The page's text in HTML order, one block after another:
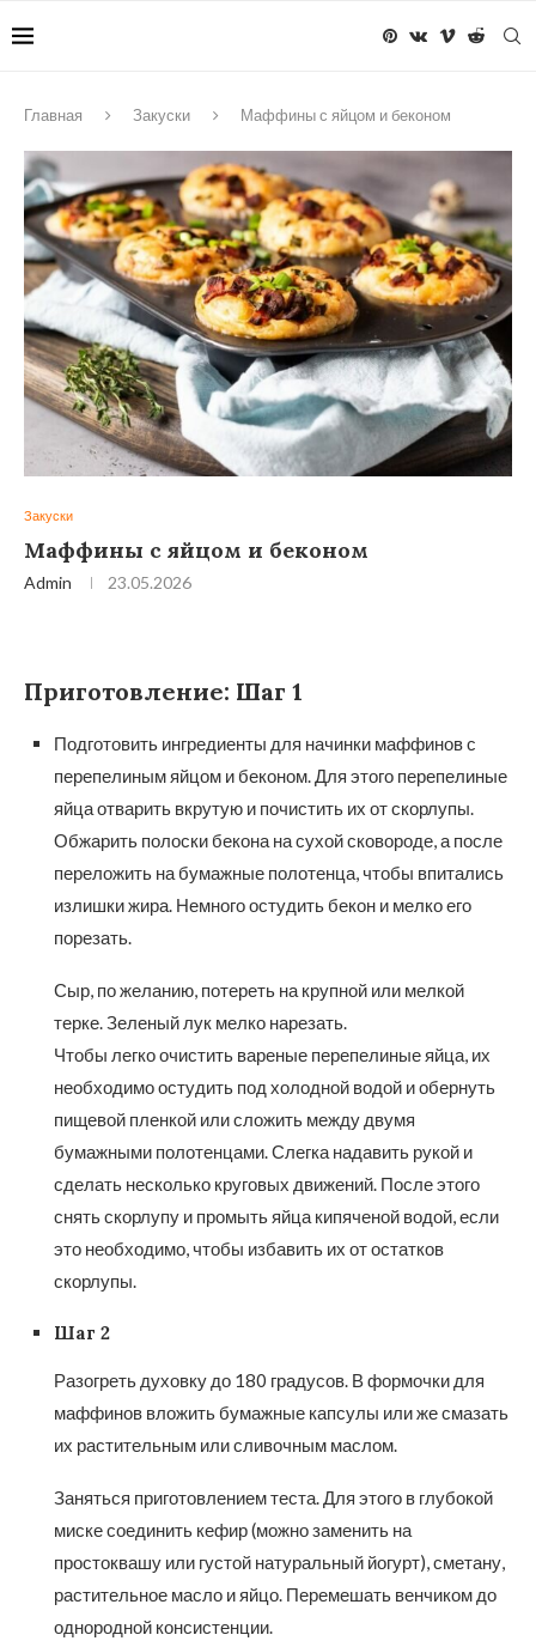
Главная Закуски Маффины с яйцом и беконом
Закуски
Маффины с яйцом и беконом
Admin 23.05.2026
Приготовление: Шаг 1
Подготовить ингредиенты для начинки маффинов с
перепелиным яйцом и беконом. Для этого перепелиные
яйца отварить вкрутую и почистить их от скорлупы.
Обжарить полоски бекона на сухой сковороде, а после
переложить на бумажные полотенца, чтобы впитались
излишки жира. Немного остудить бекон и мелко его
порезать.
Сыр, по желанию, потереть на крупной или мелкой
терке. Зеленый лук мелко нарезать.
Чтобы легко очистить вареные перепелиные яйца, их
необходимо остудить под холодной водой и обернуть
пищевой пленкой или сложить между двумя
бумажными полотенцами. Слегка надавить рукой и
сделать несколько круговых движений. После этого
снять скорлупу и промыть яйца кипяченой водой, если
это необходимо, чтобы избавить их от остатков
скорлупы.
Шаг 2
Разогреть духовку до 180 градусов. В формочки для
маффинов вложить бумажные капсулы или же смазать
их растительным или сливочным маслом.
Заняться приготовлением теста. Для этого в глубокой
миске соединить кефир (можно заменить на
простоквашу или густой натуральный йогурт), сметану,
растительное масло и яйцо. Перемешать венчиком до
однородной консистенции.